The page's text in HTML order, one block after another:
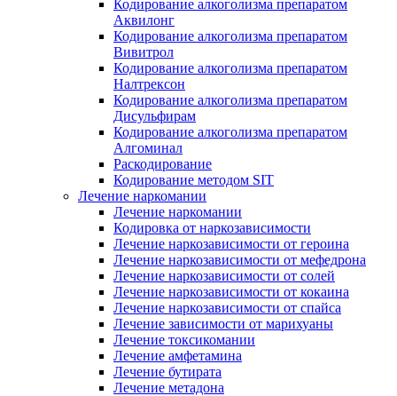
Кодирование алкоголизма препаратом
Аквилонг
Кодирование алкоголизма препаратом
Вивитрол
Кодирование алкоголизма препаратом
Налтрексон
Кодирование алкоголизма препаратом
Дисульфирам
Кодирование алкоголизма препаратом
Алгоминал
Раскодирование
Кодирование методом SIT
Лечение наркомании
Лечение наркомании
Кодировка от наркозависимости
Лечение наркозависимости от героина
Лечение наркозависимости от мефедрона
Лечение наркозависимости от солей
Лечение наркозависимости от кокаина
Лечение наркозависимости от спайса
Лечение зависимости от марихуаны
Лечение токсикомании
Лечение амфетамина
Лечение бутирата
Лечение метадона